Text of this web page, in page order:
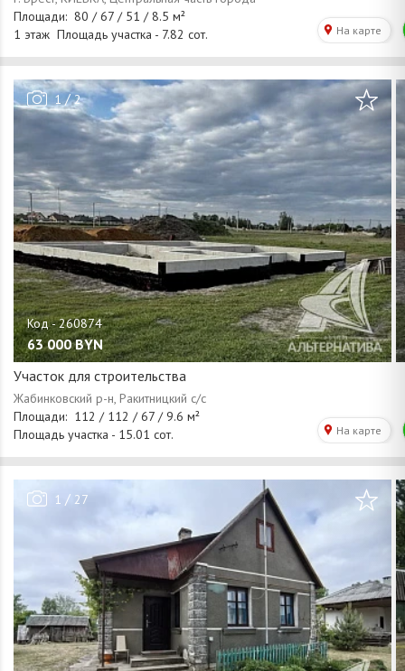
1/2
63 000 BYN
Участок для строительства
1 / 27